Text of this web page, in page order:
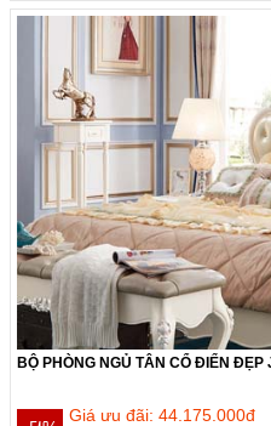
BỘ PHÒNG NGỦ TÂN CỔ ĐIỂN ĐẸP
Giá ưu đãi: 44.175.000đ